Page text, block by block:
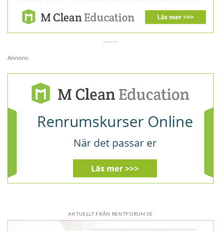
Annons:
AKTUELLT FRÅN RENTFORUM.SE